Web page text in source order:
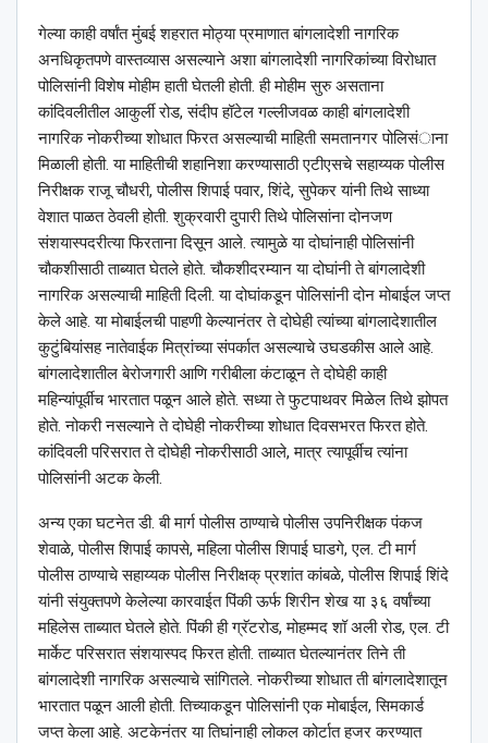
गेल्या काही वर्षांत मुंंबई शहरात मोठ्या प्रमाणात बांगलादेशी नागरिक
अनधिकृतपणे वास्तव्यास असल्याने अशा बांगलादेशी नागरिकांच्या विरोधात
पोलिसांनी विशेष मोहीम हाती घेतली होती. ही मोहीम सुरु असताना
कांदिवलीतील आकुर्ली रोड, संदीप हॉटेल गल्लीजवळ काही बांगलादेशी
नागरिक नोकरीच्या शोधात फिरत असल्याची माहिती समतानगर पोलिसंाना
मिळाली होती. या माहितीची शहानिशा करण्यासाठी एटीएसचे सहाय्यक पोलीस
निरीक्षक राजू चौधरी, पोलीस शिपाई पवार, शिंदे, सुपेकर यांनी तिथे साध्या
वेशात पाळत ठेवली होती. शुक्रवारी दुपारी तिथे पोलिसांना दोनजण
संशयास्पदरीत्या फिरताना दिसून आले. त्यामुळे या दोघांनाही पोलिसांनी
चौकशीसाठी ताब्यात घेतले होते. चौकशीदरम्यान या दोघांनी ते बांगलादेशी
नागरिक असल्याची माहिती दिली. या दोघांकडून पोलिसांनी दोन मोबाईल जप्त
केले आहे. या मोबाईलची पाहणी केल्यानंतर ते दोघेही त्यांच्या बांगलादेशातील
कुटुंबियांसह नातेवाईक मित्रांच्या संपर्कात असल्याचे उघडकीस आले आहे.
बांगलादेशातील बेरोजगारी आणि गरीबीला कंटाळून ते दोघेही काही
महिन्यांपूर्वीच भारतात पळून आले होते. सध्या ते फुटपाथवर मिळेल तिथे झोपत
होते. नोकरी नसल्याने ते दोघेही नोकरीच्या शोधात दिवसभरत फिरत होते.
कांदिवली परिसरात ते दोघेही नोकरीसाठी आले, मात्र त्यापूर्वीच त्यांना
पोलिसांनी अटक केली.
अन्य एका घटनेत डी. बी मार्ग पोलीस ठाण्याचे पोलीस उपनिरीक्षक पंकज
शेवाळे, पोलीस शिपाई कापसे, महिला पोलीस शिपाई घाडगे, एल. टी मार्ग
पोलीस ठाण्याचे सहाय्यक पोलीस निरीक्षक् प्रशांत कांबळे, पोलीस शिपाई शिंदे
यांनी संयुक्तपणे केलेल्या कारवाईत पिंकी ऊर्फ शिरीन शेख या ३६ वर्षांच्या
महिलेस ताब्यात घेतले होते. पिंकी ही ग्रॅटरोड, मोहम्मद शॉ अली रोड, एल. टी
मार्केट परिसरात संशयास्पद फिरत होती. ताब्यात घेतल्यानंतर तिने ती
बांगलादेशी नागरिक असल्याचे सांगितले. नोकरीच्या शोधात ती बांगलादेशातून
भारतात पळून आली होती. तिच्याकडून पोलिसांनी एक मोबाईल, सिमकार्ड
जप्त केला आहे. अटकेनंतर या तिघांनाही लोकल कोर्टात हजर करण्यात